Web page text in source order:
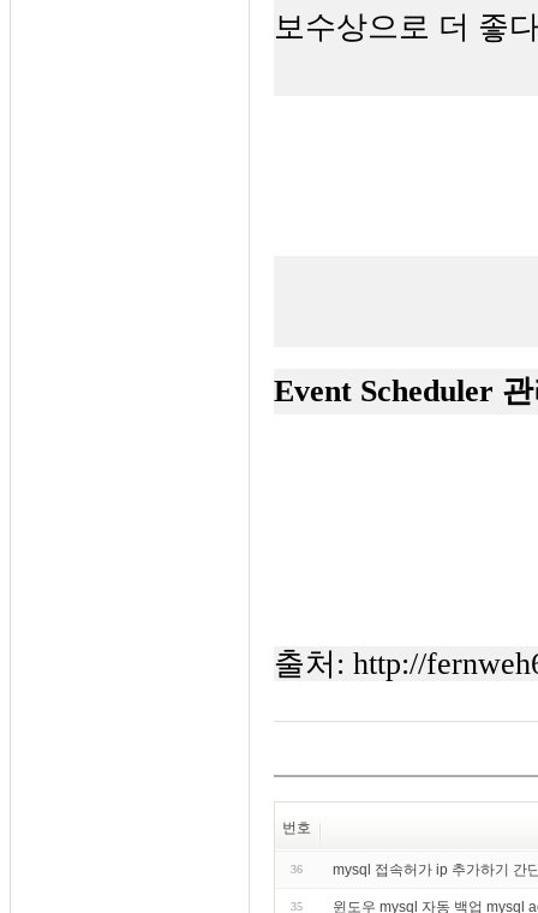
보수상으로 더 좋
Event Scheduler
출처: http://
번호
36 mysql 접속허가 ip 추가하기 간
35 윈도우 mysql 자동 백업 mysql